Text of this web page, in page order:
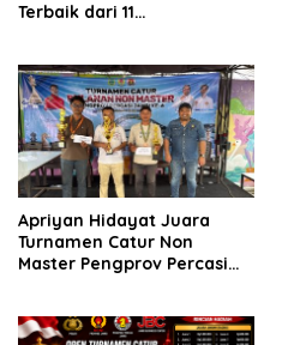
Terbaik dari 11
Apriyan Hidayat Juara
Turnamen Catur Non
Master Pengprov Percasi